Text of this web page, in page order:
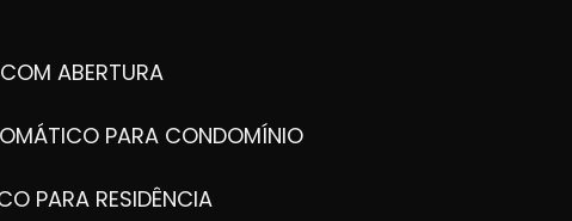
ABERTURA
PARA CONDOMÍNIO
PARA RESIDÊNCIA